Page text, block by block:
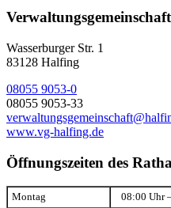
Wasserburger Str. 1
83128 Halfing
08055 9053-0
08055 9053-33
www.vg-halfing.de
Öffnungszeiten des
Montag 08:00 Uhr